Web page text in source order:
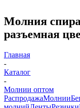
Молния
разъемная
Главная
-
Каталог
-
Молнии оптом
РаспродажаМолнии